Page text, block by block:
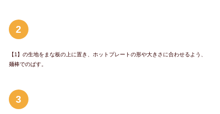
2
【1】の生地をまな板の上に置き、ホットプレートの形や大きさに合わせるよう、
麺棒でのばす。
3